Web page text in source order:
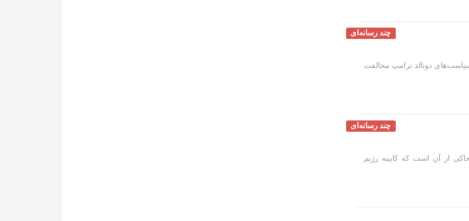
چند رسانه‌ای
دونالد ترامپ مخالفت
چند رسانه‌ای
از آن است که کابینه رژیم